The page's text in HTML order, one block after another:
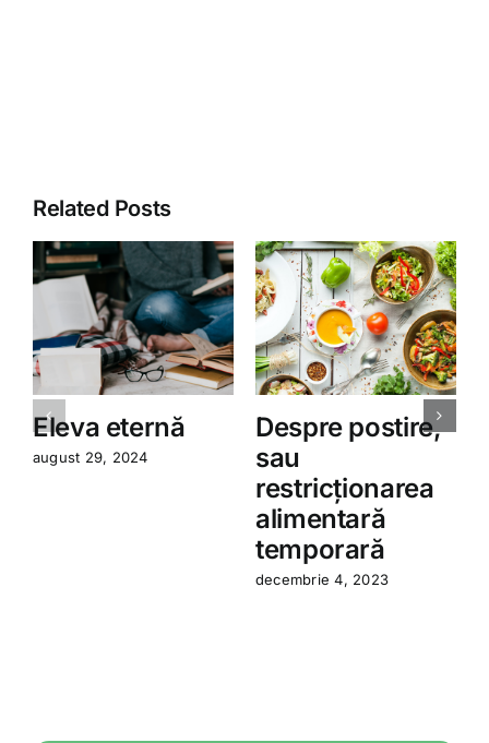
Related Posts
Eleva eternă
august 29, 2024
Despre postire,
sau
restricționarea
alimentară
temporară
decembrie 4, 2023